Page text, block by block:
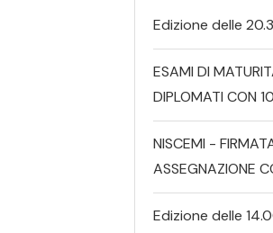
Edizione delle
ESAMI DI
DIPLOMATI CON
NISCEMI -
ASSEGNAZIONE
Edizione delle